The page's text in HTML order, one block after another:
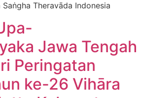
Theravāda Indonesia
Jawa Tengah
Peringatan
ke-26 Vihāra